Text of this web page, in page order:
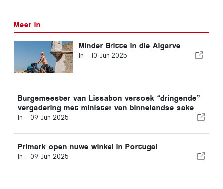
Meer in
Minder Britte in die Algarve
In - 10 Jun 2025
Burgemeester van Lissabon versoek “dringende”
vergadering met minister van binnelandse sake
In - 09 Jun 2025
Primark open nuwe winkel in Portugal
In - 09 Jun 2025